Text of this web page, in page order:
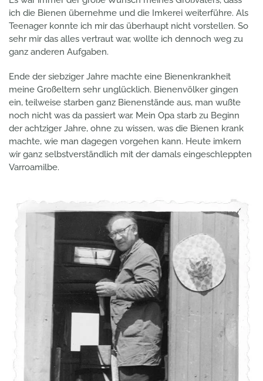
ich die Bienen übernehme und die Imkerei weiterführe. Als
Teenager konnte ich mir das überhaupt nicht vorstellen. So
sehr mir das alles vertraut war, wollte ich dennoch weg zu
ganz anderen Aufgaben.
Ende der siebziger Jahre machte eine Bienenkrankheit
meine Großeltern sehr unglücklich. Bienenvölker gingen
ein, teilweise starben ganz Bienenstände aus, man wußte
noch nicht was da passiert war. Mein Opa starb zu Beginn
der achtziger Jahre, ohne zu wissen, was die Bienen krank
machte, wie man dagegen vorgehen kann. Heute imkern
wir ganz selbstverständlich mit der damals eingeschleppten
Varroamilbe.